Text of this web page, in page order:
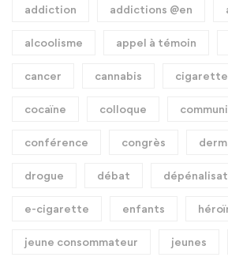
addiction addictions @en
alcoolisme appel à témoin
cancer cannabis
cocaïne colloque
conférence congrès
drogue débat
e-cigarette enfants
jeune consommateur jeunes